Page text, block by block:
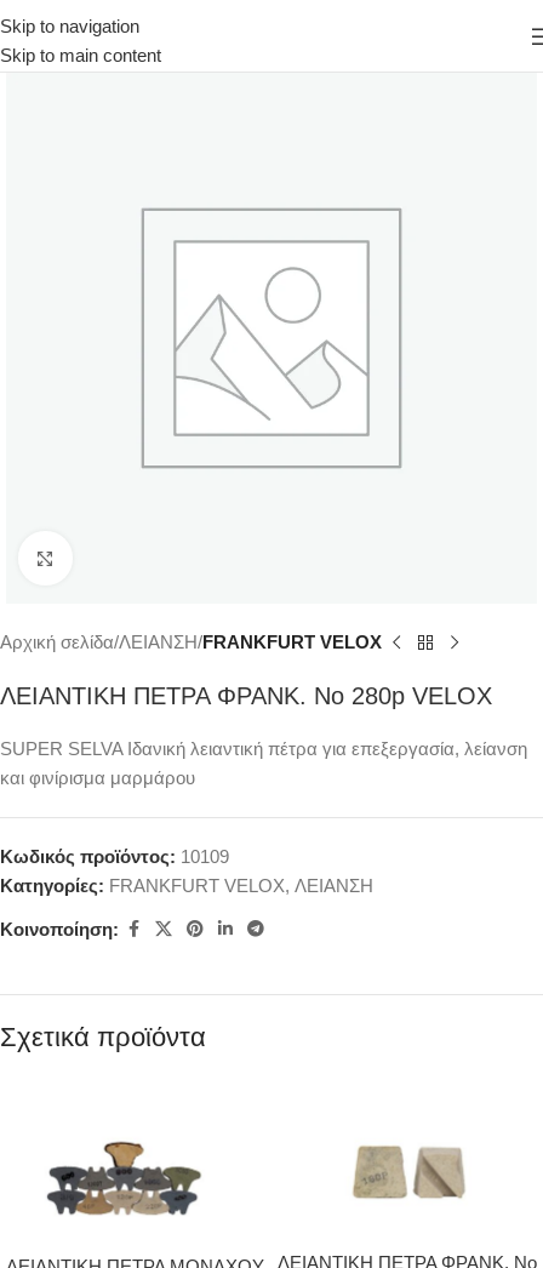
Skip to navigation
Skip to main content
Αρχική σελίδα ΛΕΙΑΝΣΗ FRANKFURT VELOX
ΛΕΙΑΝΤΙΚΗ ΠΕΤΡΑ ΦΡΑΝΚ. Νο 280p VELOX
SUPER SELVA Ιδανική λειαντική πέτρα για επεξεργασία, λείανση
και φινίρισμα μαρμάρου
Κωδικός προϊόντος: 10109
Κατηγορίες: FRANKFURT VELOX, ΛΕΙΑΝΣΗ
Κοινοποίηση:
Σχετικά προϊόντα
ΛΕΙΑΝΤΙΚΗ ΠΕΤΡΑ ΦΡΑΝΚ. Νο